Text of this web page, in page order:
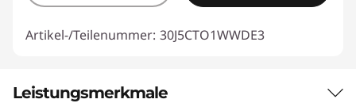
Artikel-/Teilenummer: 30J5CTO1WWDE3
Leistungsmerkmale